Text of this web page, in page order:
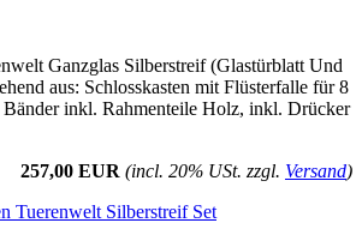
Ganzglas Silberstreif (Glastürblatt Und
aus: Schlosskasten mit Flüsterfalle für 8
inkl. Rahmenteile Holz, inkl. Drücker
257,00 EUR (incl. 20% USt. zzgl. Versand)
Tuerenwelt Silberstreif Set